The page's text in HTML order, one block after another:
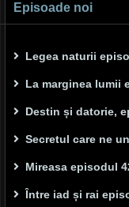
Episoade noi
Legea naturii
La marginea lumii
Destin și datorie,
Secretul care ne
Mireasa episodul
Între iad și rai